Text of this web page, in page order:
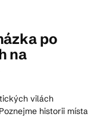
po
na
vilách
historii místa